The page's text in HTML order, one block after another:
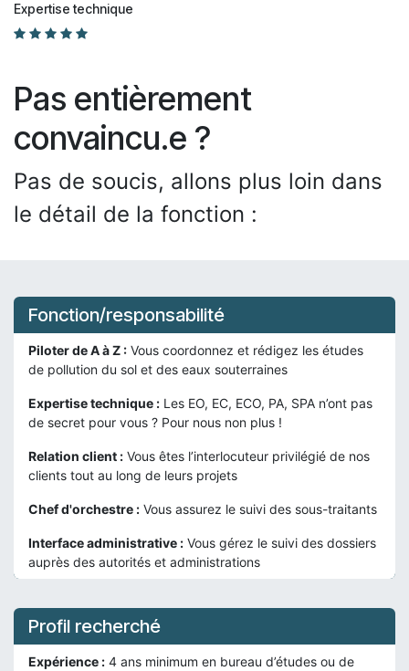
Expertise technique
Pas entièrement
convaincu.e ?
Pas de soucis, allons plus loin dans
le détail de la fonction :
Fonction/responsabilité
Piloter de A à Z : Vous coordonnez et rédigez les études
de pollution du sol et des eaux souterraines
Expertise technique : Les EO, EC, ECO, PA, SPA n’ont pas
de secret pour vous ? Pour nous non plus !
Relation client : Vous êtes l’interlocuteur privilégié de nos
clients tout au long de leurs projets
Chef d'orchestre : Vous assurez le suivi des sous-traitants
Interface administrative : Vous gérez le suivi des dossiers
auprès des autorités et administrations
Profil recherché
Expérience : 4 ans minimum en bureau d’études ou de